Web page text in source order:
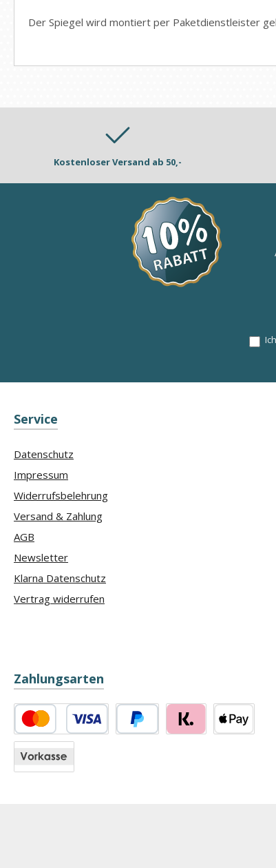
Der Spiegel wird montiert per Paketdienstleister
Kostenloser Versand ab 50,-
Service
Datenschutz
Impressum
Widerrufsbelehrung
Versand & Zahlung
AGB
Newsletter
Klarna Datenschutz
Vertrag widerrufen
Zahlungsarten
Kredit- oder Debitkarte